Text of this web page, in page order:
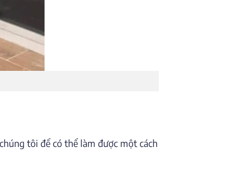
tôi để có thể làm được một cách